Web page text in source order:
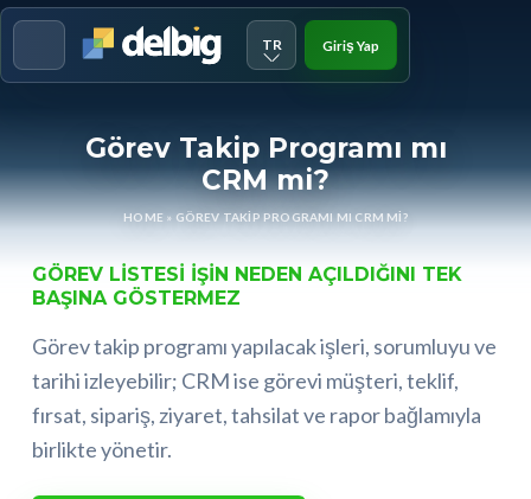
TR Giriş Yap
Görev Takip Programı mı
CRM mi?
HOME » GÖREV TAKIP PROGRAMI MI CRM MI?
GÖREV LISTESI IŞIN NEDEN AÇILDIĞINI TEK
BAŞINA GÖSTERMEZ
Görev takip programı yapılacak işleri, sorumluyu ve
tarihi izleyebilir; CRM ise görevi müşteri, teklif,
fırsat, sipariş, ziyaret, tahsilat ve rapor bağlamıyla
birlikte yönetir.